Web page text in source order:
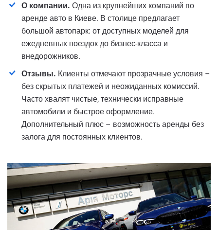
О компании. Одна из крупнейших компаний по
аренде авто в Киеве. В столице предлагает
большой автопарк: от доступных моделей для
ежедневных поездок до бизнес-класса и
внедорожников.
Отзывы. Клиенты отмечают прозрачные условия –
без скрытых платежей и неожиданных комиссий.
Часто хвалят чистые, технически исправные
автомобили и быстрое оформление.
Дополнительный плюс – возможность аренды без
залога для постоянных клиентов.